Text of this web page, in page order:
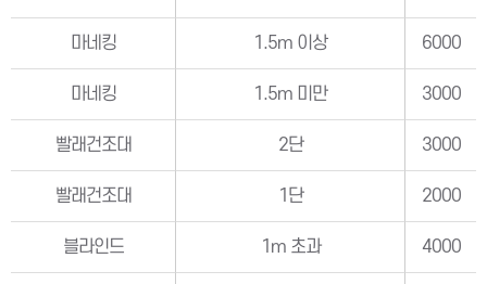
마네킹 1.5m 이상 6000
마네킹 1.5m 미만 3000
빨래건조대 2단 3000
빨래건조대 1단 2000
블라인드 1m 초과 4000